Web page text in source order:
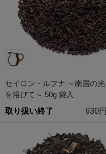
セイロン・ルフナ ～南国の光
を浴びて～ 50g 袋入
取り扱い終了
630円